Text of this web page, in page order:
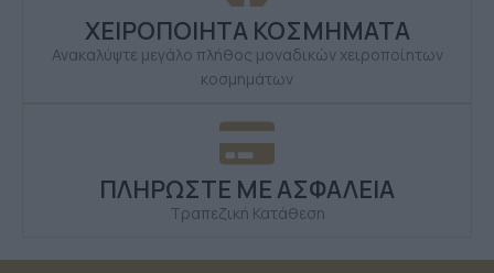
ΧΕΙΡΟΠΟΙΗΤΑ ΚΟΣΜΗΜΑΤΑ
Ανακαλύψτε μεγάλο πλήθος μοναδικών χειροποίητων
κοσμημάτων
ΠΛΗΡΩΣΤΕ ΜΕ ΑΣΦΑΛΕΙΑ
Τραπεζική Κατάθεση